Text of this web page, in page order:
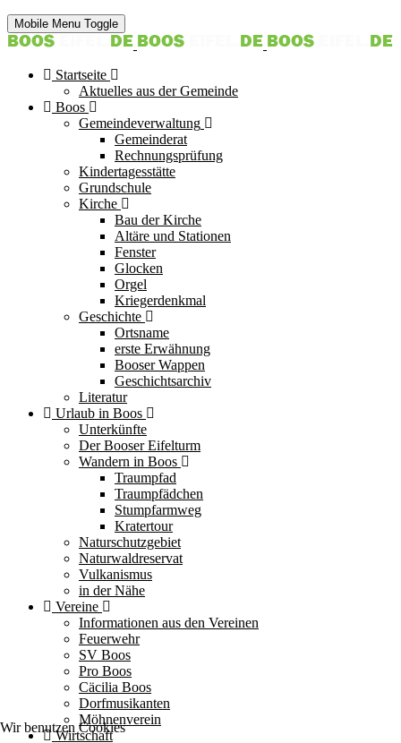
Mobile Menu Toggle
Startseite
Aktuelles aus der Gemeinde
Boos
Gemeindeverwaltung
Gemeinderat
Rechnungsprüfung
Kindertagesstätte
Grundschule
Kirche
Bau der Kirche
Altäre und Stationen
Fenster
Glocken
Orgel
Kriegerdenkmal
Geschichte
Ortsname
erste Erwähnung
Booser Wappen
Geschichtsarchiv
Literatur
Urlaub in Boos
Unterkünfte
Der Booser Eifelturm
Wandern in Boos
Traumpfad
Traumpfädchen
Stumpfarmweg
Kratertour
Naturschutzgebiet
Naturwaldreservat
Vulkanismus
in der Nähe
Vereine
Informationen aus den Vereinen
Feuerwehr
SV Boos
Pro Boos
Cäcilia Boos
Dorfmusikanten
Möhnenverein
Wirtschaft
Wir benutzen Cookies